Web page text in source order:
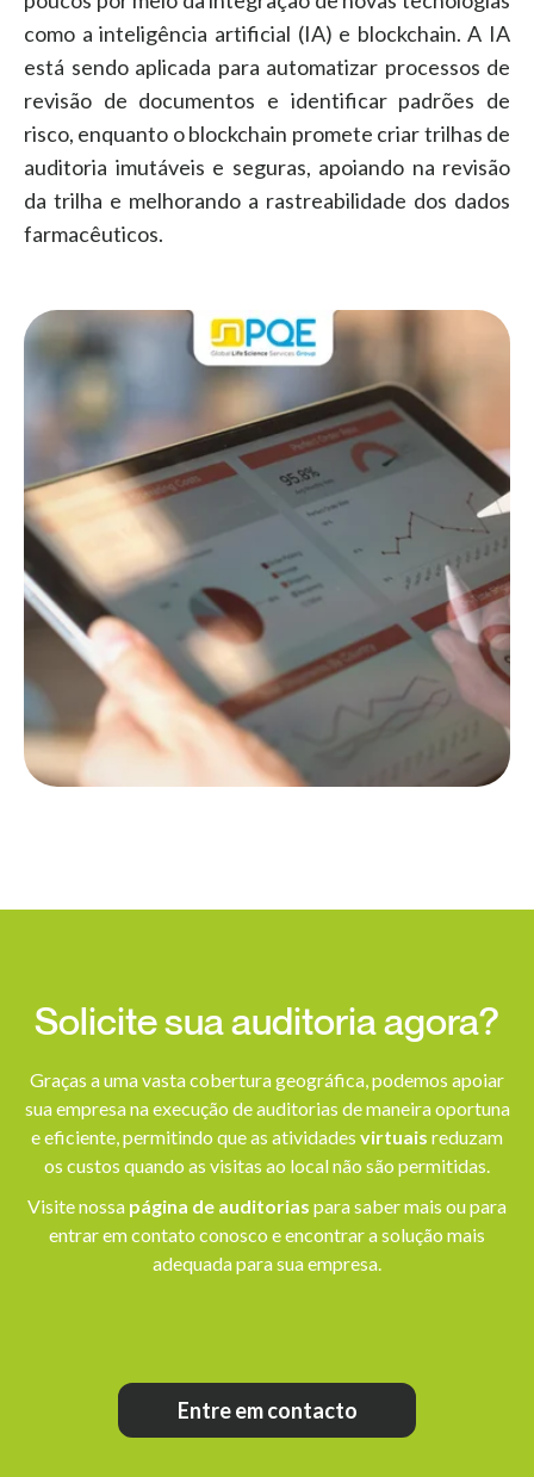
como a inteligência artificial (IA) e blockchain. A IA
está sendo aplicada para automatizar processos de
revisão de documentos e identificar padrões de
risco, enquanto o blockchain promete criar trilhas de
auditoria imutáveis e seguras, apoiando na revisão
da trilha e melhorando a rastreabilidade dos dados
farmacêuticos.
Solicite sua auditoria agora?
Graças a uma vasta cobertura geográfica, podemos apoiar
sua empresa na execução de auditorias de maneira oportuna
e eficiente, permitindo que as atividades virtuais reduzam
os custos quando as visitas ao local não são permitidas.
Visite nossa página de auditorias para saber mais ou para
entrar em contato conosco e encontrar a solução mais
adequada para sua empresa.
Entre em contacto